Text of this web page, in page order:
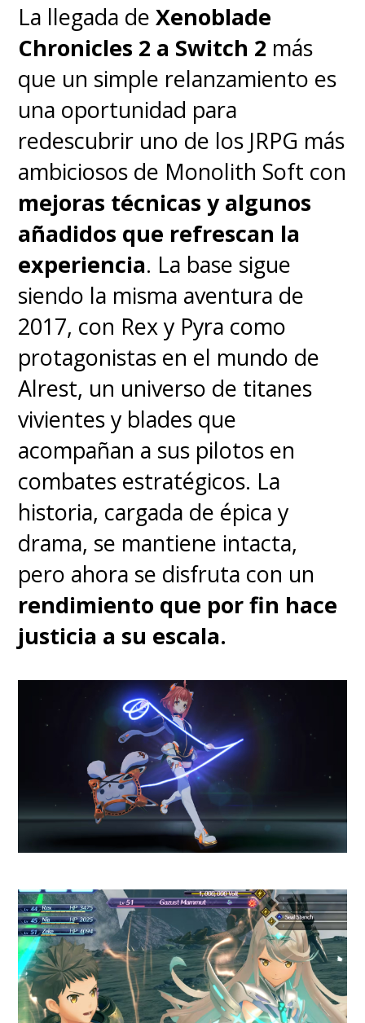
que el guardameta pueda hacer
mucho. Sin duda, este es un
apartado que Konami debería
ajustar cuanto antes con una
futura actualización para que los
partidos no terminen siempre
en goleadas irreales.
Modos de juego: Nostalgia y
frescura
Gira Mundial:Sin duda, la
estrella del paquete. A medida
que vas ganando partidos,
juego te permite robar
jugadores del equipo
derrotadopara sumirlos a tus
filas. Es una mecánica
tremendamente adictiva que
inevitablemente nos trae a la
memoria las mejores épocas de
Modo Mundial:Aunque no
cuenta con la licencia oficial de
la FIFA, sí incluye una copa
global espectacular. Gran parte
de las selecciones están
oficiales. ¿Lo mejor para
nosotros? Nos permite jugar
conChile(que aunque viene sin
la licencia oficial de la
La llegada deXenoblade
Chronicles 2 a Switch 2 más
que un simple relanzamiento es
una oportunidad para
redescubrir uno de los JRPG más
ambiciosos de Monolith Soft con
mejoras técnicas y algunos
añadidos que refrescan la
experiencia. La base sigue
siendo la misma aventura de
2017, con Rex y Pyra como
protagonistas en el mundo de
Alrest, un universo de titanes
vivientes y blades que
acompañan a sus pilotos en
combates estratégicos. La
historia, cargada de épica y
drama, se mantiene intacta,
pero ahora se disfruta con un
rendimiento que por fin hace
justicia a su escala.